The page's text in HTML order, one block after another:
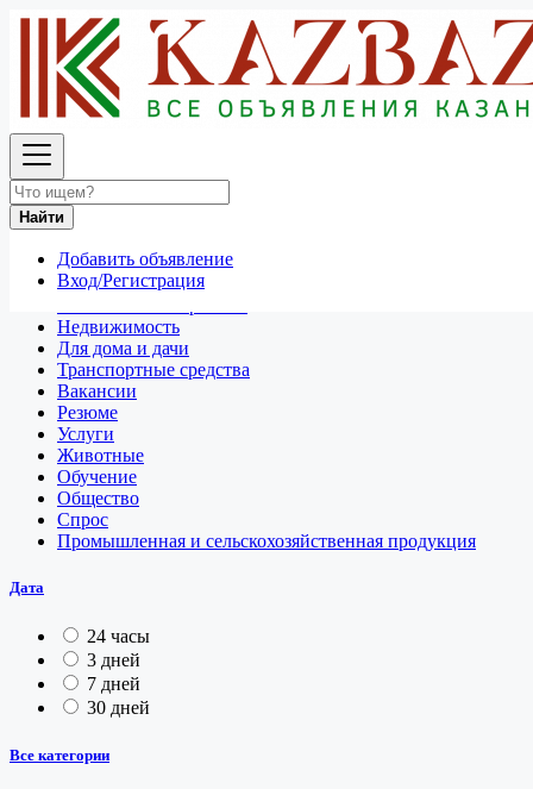
Найти
Добавить объявление
Вход/Регистрация
Разное
Все объявления в 50 км around Мурманск
Разное
Личные вещи
Недвижимость
Для дома и дачи
Транспортные средства
Вакансии
Резюме
Услуги
Животные
Обучение
Общество
Спрос
Промышленная и сельскохозяйственная продукция
Дата
24 часы
3 дней
7 дней
30 дней
Все категории